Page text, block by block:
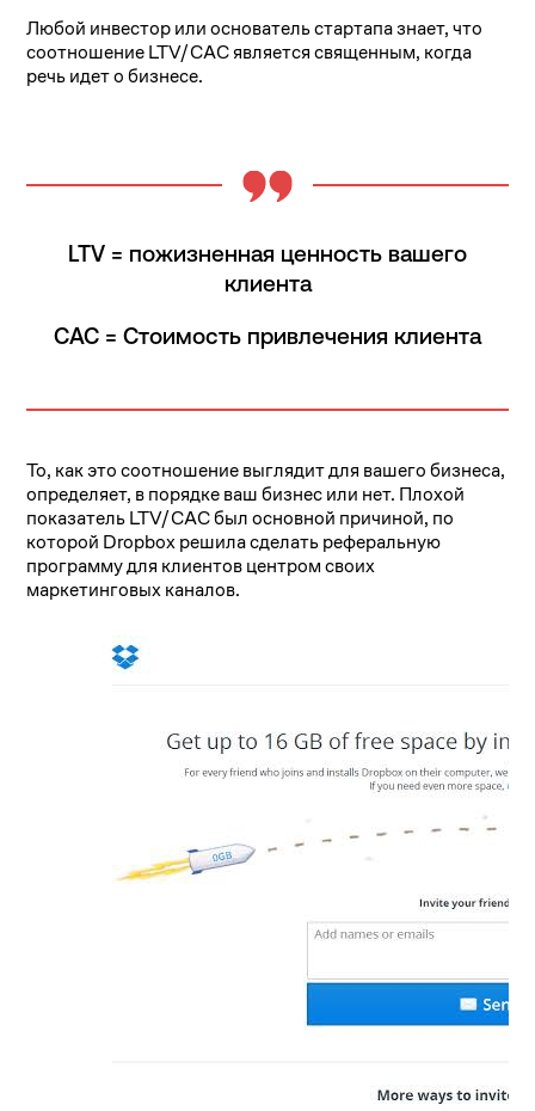
Любой инвестор или основатель стартапа знает, что
соотношение LTV/CAC является священным, когда
речь идет о бизнесе.
LTV = пожизненная ценность вашего
клиента
CAC = Стоимость привлечения клиента
То, как это соотношение выглядит для вашего бизнеса,
определяет, в порядке ваш бизнес или нет. Плохой
показатель LTV/CAC был основной причиной, по
которой Dropbox решила сделать реферальную
программу для клиентов центром своих
маркетинговых каналов.